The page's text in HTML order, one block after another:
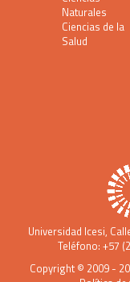
Naturales
Ciencias de la
Salud
Universidad Icesi,
Teléfono: +57
Copyright © 2009 -